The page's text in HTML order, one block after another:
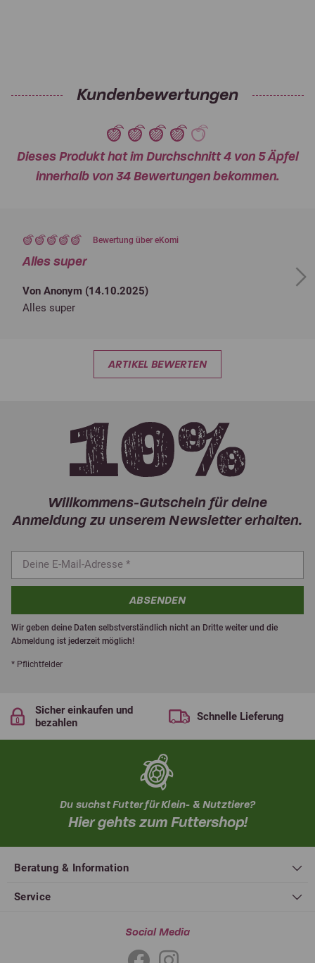
Kundenbewertungen
Dieses Produkt hat im Durchschnitt 4 von 5 Äpfel
innerhalb von 34 Bewertungen bekommen.
Bewertung über eKomi
Alles super
Von Anonym (14.10.2025)
Alles super
Next
ARTIKEL BEWERTEN
Willkommens-Gutschein für deine
Anmeldung zu unserem Newsletter erhalten.
ABSENDEN
Wir geben deine Daten selbstverständlich nicht an Dritte weiter und die
Abmeldung ist jederzeit möglich!
* Pflichtfelder
Sicher einkaufen und
bezahlen
Schnelle Lieferung
Du suchst Futter für Klein- & Nutztiere?
Hier gehts zum Futtershop!
Beratung & Information
Service
Social Media